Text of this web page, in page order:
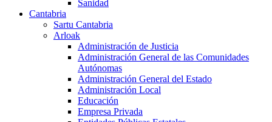
Sanidad
Cantabria
Sartu Cantabria
Arloak
Administración de Justicia
Administración General de las Comunidades
Autónomas
Administración General del Estado
Administración Local
Educación
Empresa Privada